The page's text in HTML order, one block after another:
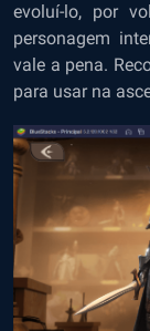
evoluí-lo, por
personagem
vale a pena.
para usar na